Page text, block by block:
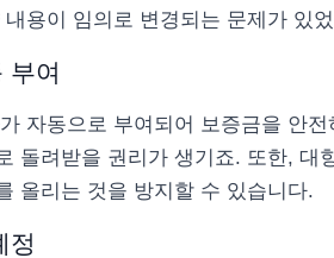
용이 임의로 변경되는 문제가 있
부여
자동으로 부여되어 보증금을 안
돌려받을 권리가 생기죠. 또한, 대
올리는 것을 방지할 수 있습니다.
정